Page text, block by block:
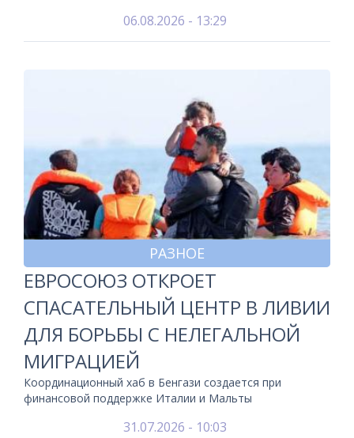
06.08.2026 - 13:29
РАЗНОЕ
ЕВРОСОЮЗ ОТКРОЕТ
СПАСАТЕЛЬНЫЙ ЦЕНТР В ЛИВИИ
ДЛЯ БОРЬБЫ С НЕЛЕГАЛЬНОЙ
МИГРАЦИЕЙ
Координационный хаб в Бенгази создается при
финансовой поддержке Италии и Мальты
31.07.2026 - 10:03